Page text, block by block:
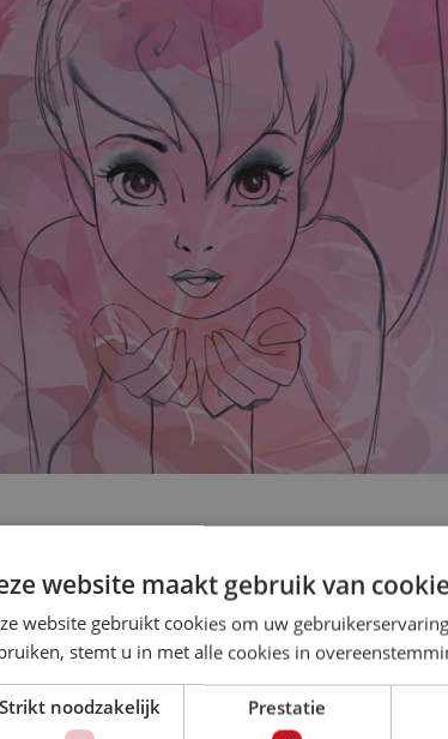
website maakt gebruik van
website gebruikt cookies om uw
stemt u in met alle cookies in
Strikt noodzakelijk Prestatie